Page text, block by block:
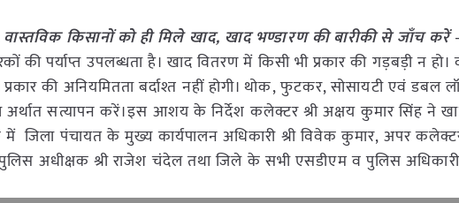
वास्तविक किसानों को ही मिले खाद, खाद भण्डारण की बारीकी से जाँच करें
की पर्याप्त उपलब्धता है। खाद वितरण में किसी भी प्रकार की गड़बड़ी न हो।
की अनियमितता बर्दाश्त नहीं होगी। थोक, फुटकर, सोसायटी एवं डबल
सत्यापन करें।इस आशय के निर्देश कलेक्टर श्री अक्षय कुमार सिंह ने
में जिला पंचायत के मुख्य कार्यपालन अधिकारी श्री विवेक कुमार, अपर
पुलिस अधीक्षक श्री राजेश चंदेल तथा जिले के सभी एसडीएम व पुलिस